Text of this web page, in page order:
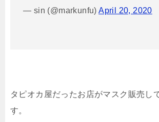
— sin (@markunfu)April 20, 2020
タピオカ屋だったお店がマスク販売し
す。